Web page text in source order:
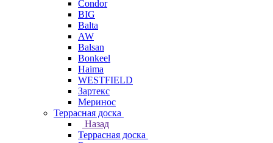
Condor
BIG
Balta
AW
Balsan
Bonkeel
Haima
WESTFIELD
Зартекс
Меринос
Террасная доска
Назад
Террасная доска